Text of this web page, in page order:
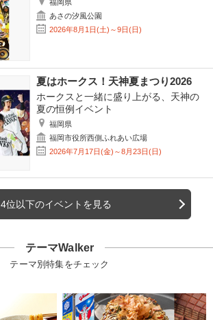
福岡県
あさの汐風公園
2026年8月1日(土)～9日(日)
夏はホークス！天神夏まつり2026
ホークスと一緒に盛り上がる、天神の
夏の恒例イベント
福岡県
福岡市役所西側ふれあい広場
2026年7月17日(金)～8月23日(日)
4位以下のイベントを見る
テーマWalker
テーマ別特集をチェック